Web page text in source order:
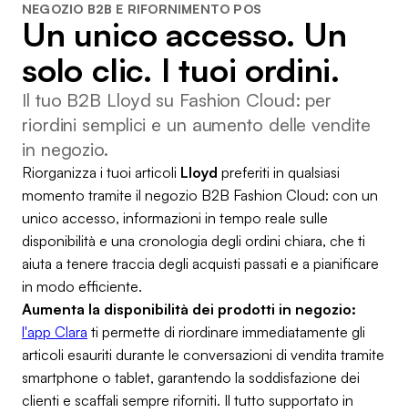
NEGOZIO B2B E RIFORNIMENTO POS
Un unico accesso. Un
solo clic. I tuoi ordini.
Il tuo B2B Lloyd su Fashion Cloud: per
riordini semplici e un aumento delle vendite
in negozio.
Riorganizza i tuoi articoli Lloyd preferiti in qualsiasi
momento tramite il negozio B2B Fashion Cloud: con un
unico accesso, informazioni in tempo reale sulle
disponibilità e una cronologia degli ordini chiara, che ti
aiuta a tenere traccia degli acquisti passati e a pianificare
in modo efficiente.
Aumenta la disponibilità dei prodotti in negozio:
l'app Clara ti permette di riordinare immediatamente gli
articoli esauriti durante le conversazioni di vendita tramite
smartphone o tablet, garantendo la soddisfazione dei
clienti e scaffali sempre riforniti. Il tutto supportato in